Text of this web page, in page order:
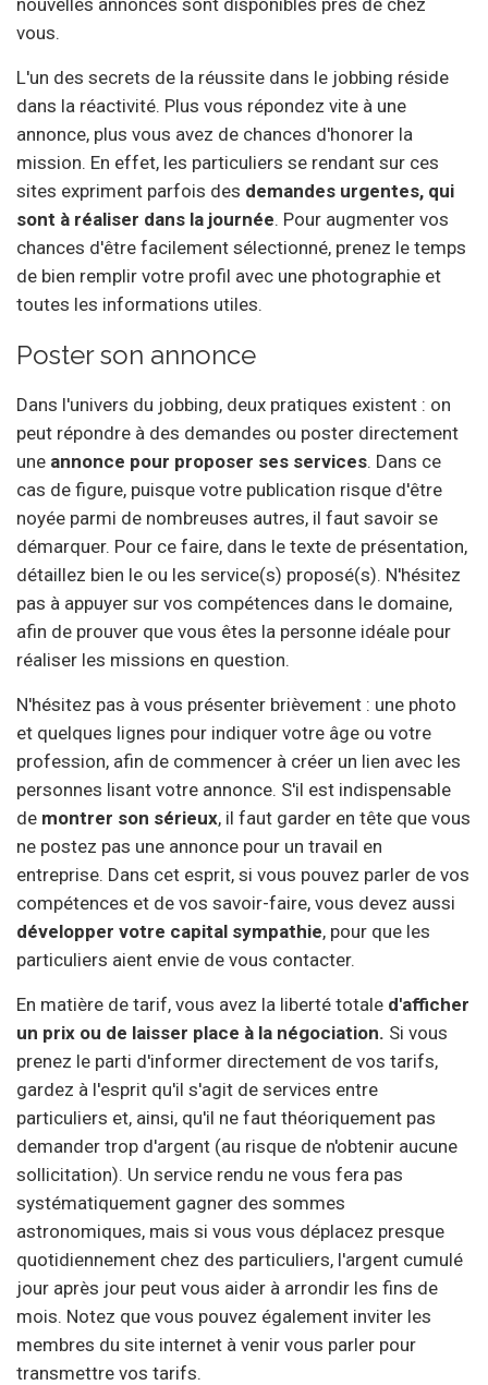
vous.
L'un des secrets de la réussite dans le jobbing réside
dans la réactivité. Plus vous répondez vite à une
annonce, plus vous avez de chances d'honorer la
mission. En effet, les particuliers se rendant sur ces
sites expriment parfois des demandes urgentes, qui
sont à réaliser dans la journée. Pour augmenter vos
chances d'être facilement sélectionné, prenez le temps
de bien remplir votre profil avec une photographie et
toutes les informations utiles.
Poster son annonce
Dans l'univers du jobbing, deux pratiques existent : on
peut répondre à des demandes ou poster directement
une annonce pour proposer ses services. Dans ce
cas de figure, puisque votre publication risque d'être
noyée parmi de nombreuses autres, il faut savoir se
démarquer. Pour ce faire, dans le texte de présentation,
détaillez bien le ou les service(s) proposé(s). N'hésitez
pas à appuyer sur vos compétences dans le domaine,
afin de prouver que vous êtes la personne idéale pour
réaliser les missions en question.
N'hésitez pas à vous présenter brièvement : une photo
et quelques lignes pour indiquer votre âge ou votre
profession, afin de commencer à créer un lien avec les
personnes lisant votre annonce. S'il est indispensable
de montrer son sérieux, il faut garder en tête que vous
ne postez pas une annonce pour un travail en
entreprise. Dans cet esprit, si vous pouvez parler de vos
compétences et de vos savoir-faire, vous devez aussi
développer votre capital sympathie, pour que les
particuliers aient envie de vous contacter.
En matière de tarif, vous avez la liberté totale d'afficher
un prix ou de laisser place à la négociation. Si vous
prenez le parti d'informer directement de vos tarifs,
gardez à l'esprit qu'il s'agit de services entre
particuliers et, ainsi, qu'il ne faut théoriquement pas
demander trop d'argent (au risque de n'obtenir aucune
sollicitation). Un service rendu ne vous fera pas
systématiquement gagner des sommes
astronomiques, mais si vous vous déplacez presque
quotidiennement chez des particuliers, l'argent cumulé
jour après jour peut vous aider à arrondir les fins de
mois. Notez que vous pouvez également inviter les
membres du site internet à venir vous parler pour
transmettre vos tarifs.